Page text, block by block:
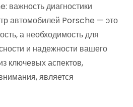
важность диагностики
автомобилей Porsche — это
а необходимость для
и надежности вашего
ключевых аспектов,
является